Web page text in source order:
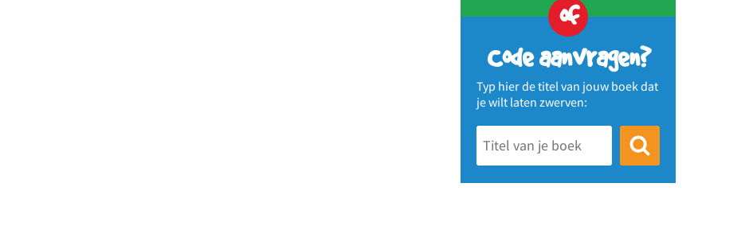
of
Code aanvragen?
Typ hier de titel van jouw boek dat
je wilt laten zwerven: